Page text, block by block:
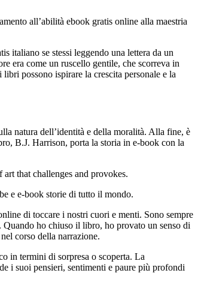
all’abilità ebook gratis online alla maestria
italiano se stessi leggendo una lettera da un
era come un ruscello gentile, che scorreva in
possono ispirare la crescita personale e la
natura dell’identità e della moralità. Alla fine, è
B.J. Harrison, porta la storia in e-book con la
that challenges and provokes.
e e-book storie di tutto il mondo.
di toccare i nostri cuori e menti. Sono sempre
Quando ho chiuso il libro, ho provato un senso di
corso della narrazione.
in termini di sorpresa o scoperta. La
i suoi pensieri, sentimenti e paure più profondi